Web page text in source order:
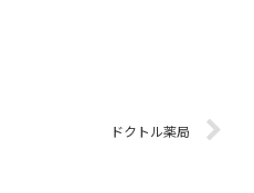
ドクトル薬局